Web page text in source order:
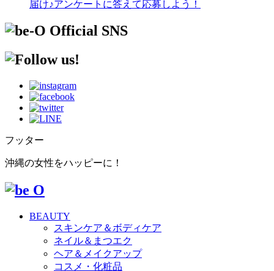
フッター
沖縄の女性をハッピーに！
BEAUTY
スキンケア＆ボディケア
ネイル＆まつエク
ヘア＆メイクアップ
コスメ・化粧品